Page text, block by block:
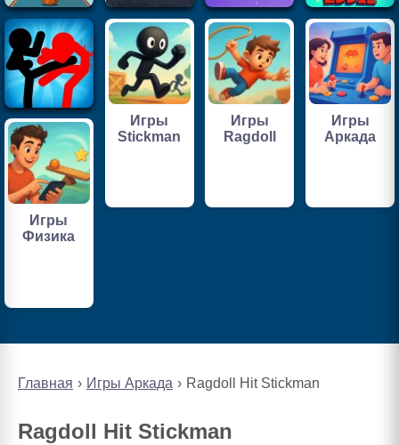
Главная Игры Аркада Ragdoll Hit Stickman
Ragdoll Hit Stickman
Игры
Stickman
Игры
Ragdoll
Игры
Аркада
Игры
Физика